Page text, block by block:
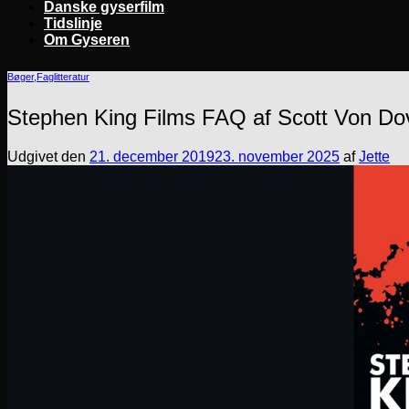
Danske gyserfilm
Tidslinje
Om Gyseren
Bøger, Faglitteratur
Stephen King Films FAQ af Scott Von
Udgivet den 21. december 201923. november 2025 afJette